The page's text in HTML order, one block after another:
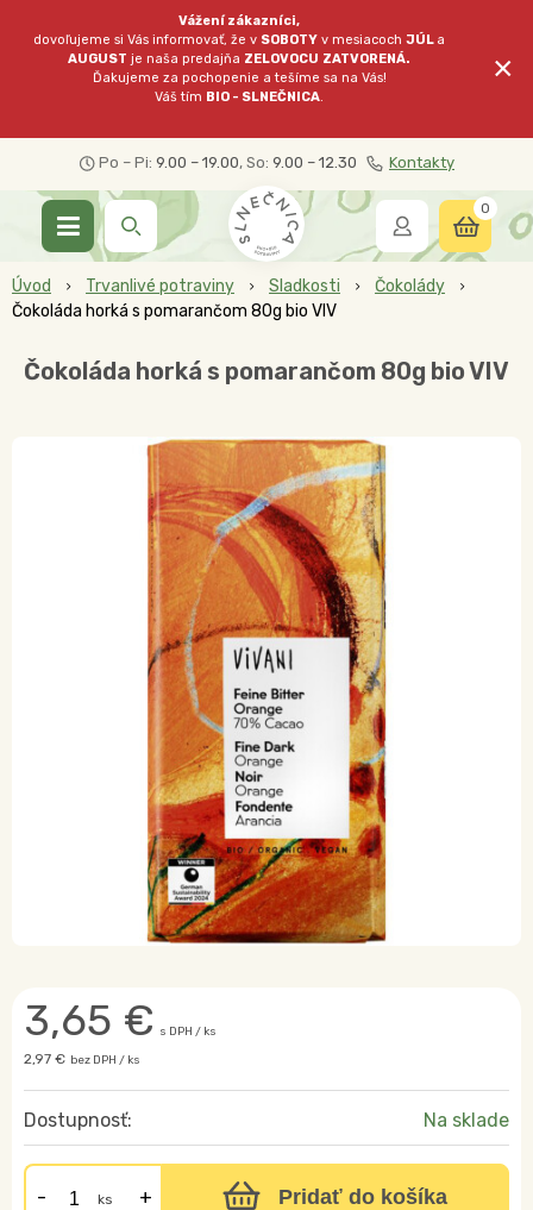
Vážení zákazníci,
dovoľujeme si Vás informovať, že v SOBOTY v mesiacochJÚL a
AUGUST je naša predajňa ZELOVOCU ZATVORENÁ.
Ďakujeme za pochopenie a tešíme sa na Vás!
Váš tím BIO - SLNEČNICA.
×
Po – Pi: 9.00 – 19.00, So: 9.00 – 12.30 Kontakty
0
Úvod Trvanlivé potraviny Sladkosti
Čokolády
Čokoláda horká s pomarančom 80g bio VIV
Čokoláda horká s pomarančom 80g bio VIV
3,65 € s DPH / ks
2,97 € bez DPH / ks
Dostupnosť: Na sklade
ks Pridať do košíka